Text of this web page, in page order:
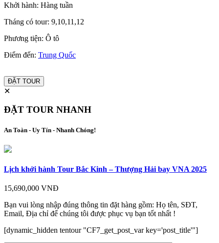
Khởi hành: Hàng tuần
Tháng có tour: 9,10,11,12
Phương tiện: Ô tô
Điểm đến: Trung Quốc
ĐẶT TOUR
✕
ĐẶT TOUR NHANH
An Toàn - Uy Tín - Nhanh Chóng!
Lịch khởi hành Tour Bắc Kinh – Thượng Hải bay VNA 2025
15,690,000 VNĐ
Bạn vui lòng nhập đúng thông tin đặt hàng gồm: Họ tên, SĐT,
Email, Địa chỉ để chúng tôi được phục vụ bạn tốt nhất !
[dynamic_hidden tentour "CF7_get_post_var key='post_title'"]